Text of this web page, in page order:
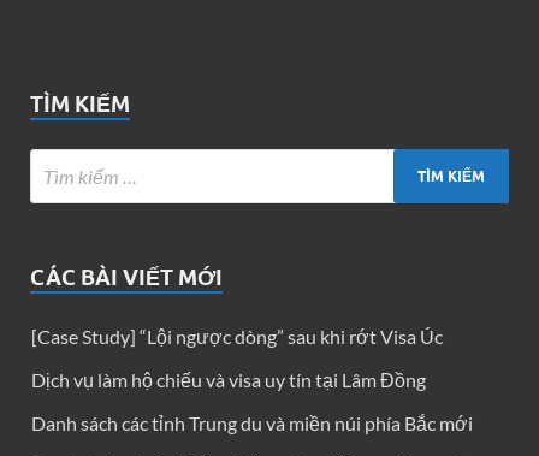
TÌM KIẾM
CÁC BÀI VIẾT MỚI
[Case Study] “Lội ngược dòng” sau khi rớt Visa Úc
Dịch vụ làm hộ chiếu và visa uy tín tại Lâm Đồng
Danh sách các tỉnh Trung du và miền núi phía Bắc mới